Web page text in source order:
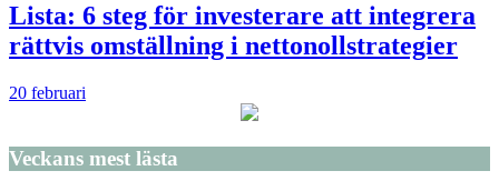
Lista: 6 steg för investerare att integrera
rättvis omställning i nettonollstrategier
20 februari
Veckans mest lästa